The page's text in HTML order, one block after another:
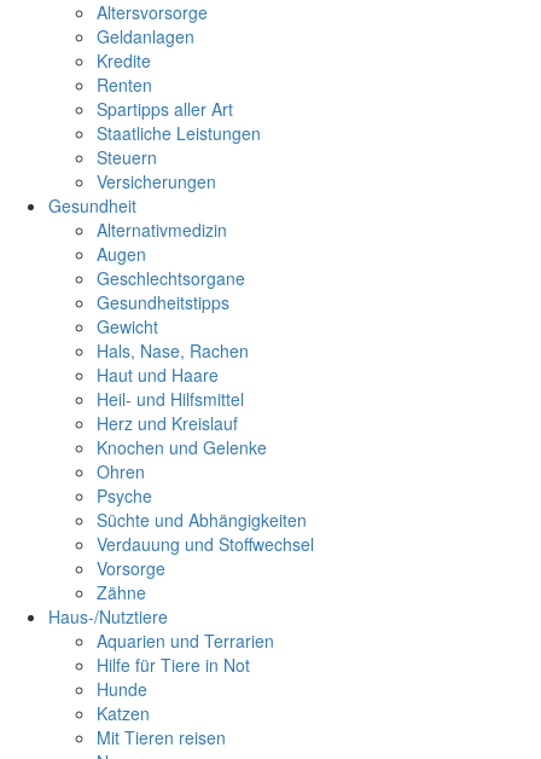
Altersvorsorge
Geldanlagen
Kredite
Renten
Spartipps aller Art
Staatliche Leistungen
Steuern
Versicherungen
Gesundheit
Alternativmedizin
Augen
Geschlechtsorgane
Gesundheitstipps
Gewicht
Hals, Nase, Rachen
Haut und Haare
Heil- und Hilfsmittel
Herz und Kreislauf
Knochen und Gelenke
Ohren
Psyche
Süchte und Abhängigkeiten
Verdauung und Stoffwechsel
Vorsorge
Zähne
Haus-/Nutztiere
Aquarien und Terrarien
Hilfe für Tiere in Not
Hunde
Katzen
Mit Tieren reisen